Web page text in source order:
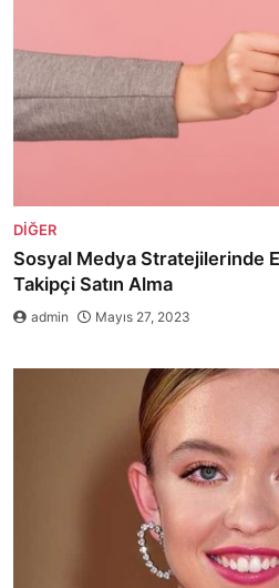
DIĞER
Sosyal Medya Stratejilerinde
Takipçi Satın Alma
admin Mayıs 27, 2023